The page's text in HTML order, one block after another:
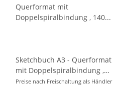
Sketchbuch A3 - Querformat
mit Doppelspiralbindung ,
140 g/m² - 60 Blatt
Preise nach Freischaltung als Händler